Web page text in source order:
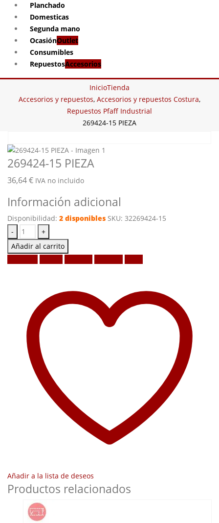
Planchado
Domesticas
Segunda mano
OcasiónOutlet
Consumibles
RepuestosAccesorios
InicioTienda
Accesorios y repuestos, Accesorios y repuestos Costura,
Repuestos Pfaff Industrial
269424-15 PIEZA
269424-15 PIEZA
36,64€ IVA no incluido
Información adicional
Disponibilidad: 2 disponibles SKU: 32269424-15
-
+
Añadir al carrito
Añadir a la lista de deseos
Productos relacionados